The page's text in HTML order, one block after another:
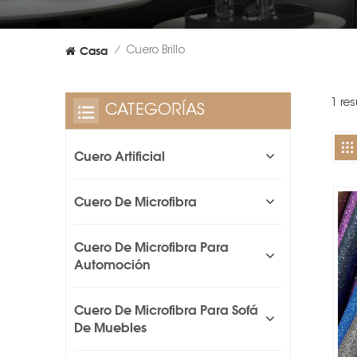
Casa / Cuero Brillo
1
CATEGORÍAS
Cuero Artificial
Cuero De Microfibra
Cuero De Microfibra Para
Automoción
Cuero De Microfibra Para Sofá
De Muebles